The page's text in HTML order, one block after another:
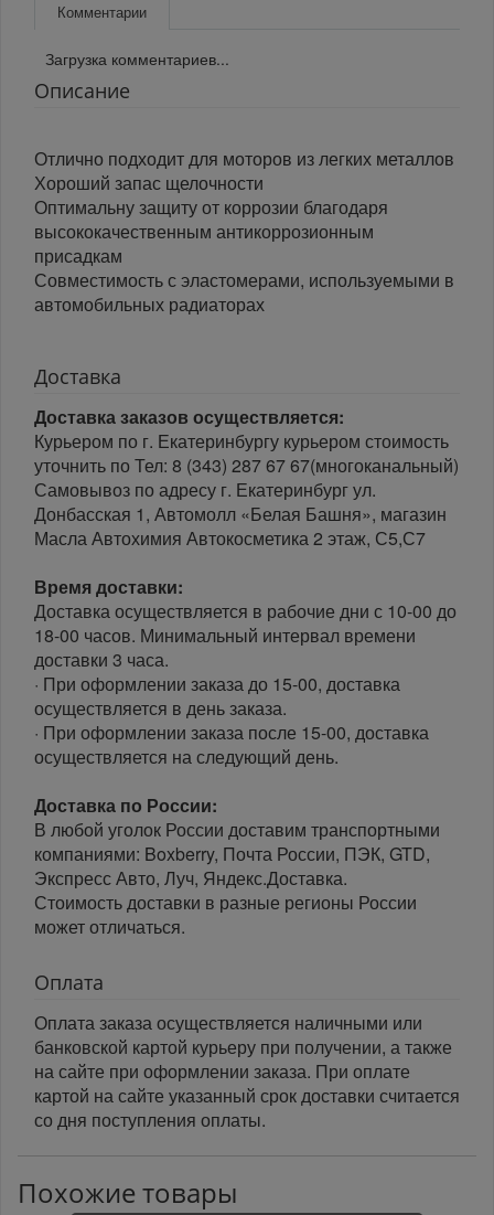
Комментарии
Загрузка комментариев...
Описание
Отлично подходит для моторов из легких металлов
Хороший запас щелочности
Оптимальну защиту от коррозии благодаря
высококачественным антикоррозионным
присадкам
Совместимость с эластомерами, используемыми в
автомобильных радиаторах
Доставка
Доставка заказов осуществляется:
Курьером по г. Екатеринбургу курьером стоимость
уточнить по Тел: 8 (343) 287 67 67(многоканальный)
Самовывоз по адресу г. Екатеринбург ул.
Донбасская 1, Автомолл «Белая Башня», магазин
Масла Автохимия Автокосметика 2 этаж, С5,С7
Время доставки:
Доставка осуществляется в рабочие дни с 10-00 до
18-00 часов. Минимальный интервал времени
доставки 3 часа.
· При оформлении заказа до 15-00, доставка
осуществляется в день заказа.
· При оформлении заказа после 15-00, доставка
осуществляется на следующий день.
Доставка по России:
В любой уголок России доставим транспортными
компаниями: Boxberry, Почта России, ПЭК, GTD,
Экспресс Авто, Луч, Яндекс.Доставка.
Стоимость доставки в разные регионы России
может отличаться.
Оплата
Оплата заказа осуществляется наличными или
банковской картой курьеру при получении, а также
на сайте при оформлении заказа. При оплате
картой на сайте указанный срок доставки считается
со дня поступления оплаты.
Похожие товары